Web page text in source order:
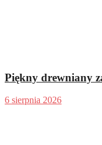
Piękny drewniany
6 sierpnia 2026